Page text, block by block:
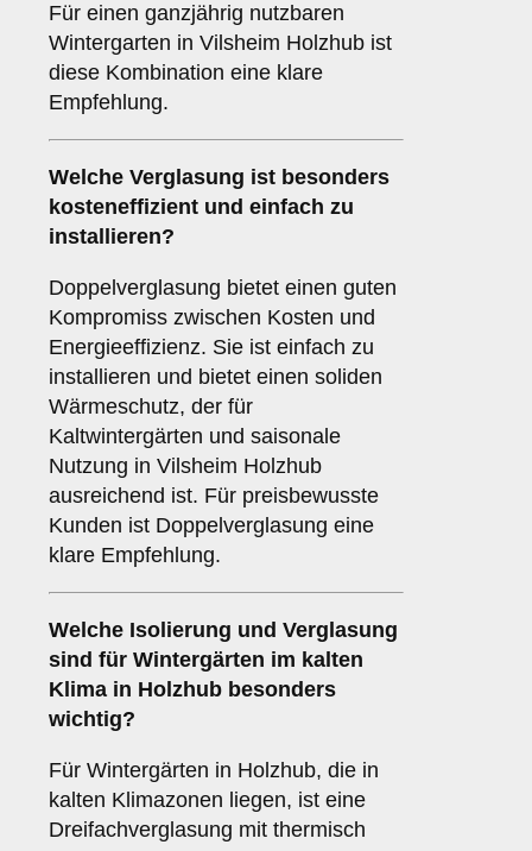
Für einen ganzjährig nutzbaren
Wintergarten in Vilsheim Holzhub ist
diese Kombination eine klare
Empfehlung.
Welche Verglasung ist besonders
kosteneffizient und einfach zu
installieren?
Doppelverglasung bietet einen guten
Kompromiss zwischen Kosten und
Energieeffizienz. Sie ist einfach zu
installieren und bietet einen soliden
Wärmeschutz, der für
Kaltwintergärten und saisonale
Nutzung in Vilsheim Holzhub
ausreichend ist. Für preisbewusste
Kunden ist Doppelverglasung eine
klare Empfehlung.
Welche Isolierung und Verglasung
sind für Wintergärten im kalten
Klima in Holzhub besonders
wichtig?
Für Wintergärten in Holzhub, die in
kalten Klimazonen liegen, ist eine
Dreifachverglasung mit thermisch